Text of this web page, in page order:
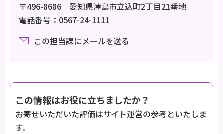
〒496-8686 愛知県津島市立込町2丁目21番地
電話番号：0567-24-1111
この担当課にメールを送る
この情報はお役に立ちましたか？
お寄せいただいた評価はサイト運営の参考といたしま
す。